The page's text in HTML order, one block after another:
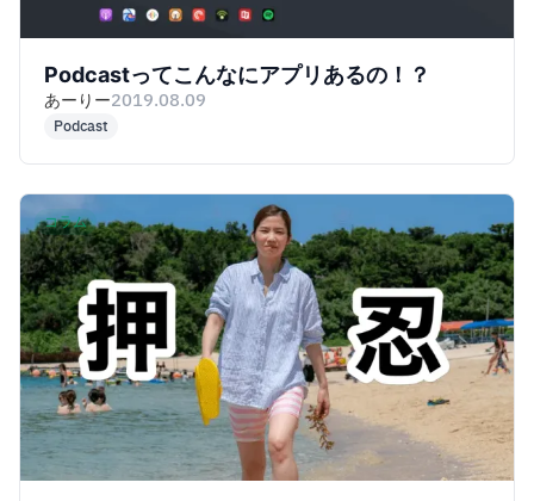
Podcastってこんなにアプリあるの！？
あーりー2019.08.09
Podcast
コラム